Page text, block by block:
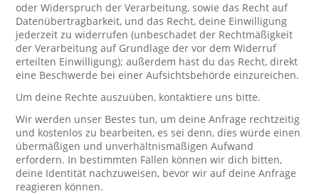
oder Widerspruch der Verarbeitung, sowie das Recht auf
Datenübertragbarkeit, und das Recht, deine Einwilligung
jederzeit zu widerrufen (unbeschadet der Rechtmäßigkeit
der Verarbeitung auf Grundlage der vor dem Widerruf
erteilten Einwilligung); außerdem hast du das Recht, direkt
eine Beschwerde bei einer Aufsichtsbehörde einzureichen.
Um deine Rechte auszuüben, kontaktiere uns bitte.
Wir werden unser Bestes tun, um deine Anfrage rechtzeitig
und kostenlos zu bearbeiten, es sei denn, dies würde einen
übermäßigen und unverhältnismäßigen Aufwand
erfordern. In bestimmten Fällen können wir dich bitten,
deine Identität nachzuweisen, bevor wir auf deine Anfrage
reagieren können.